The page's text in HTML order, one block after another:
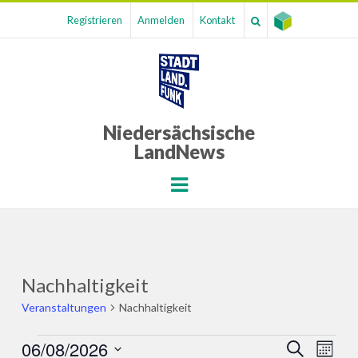
Registrieren Anmelden Kontakt
Niedersächsische
LandNews
Menu
Nachhaltigkeit
Veranstaltungen Nachhaltigkeit
Veranstaltungen SUCHE
06/08/2026